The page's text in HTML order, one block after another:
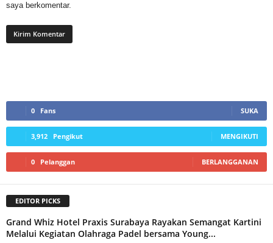
saya berkomentar.
0 Fans SUKA
3,912 Pengikut MENGIKUTI
0 Pelanggan BERLANGGANAN
EDITOR PICKS
Grand Whiz Hotel Praxis Surabaya Rayakan Semangat Kartini
Melalui Kegiatan Olahraga Padel bersama Young...